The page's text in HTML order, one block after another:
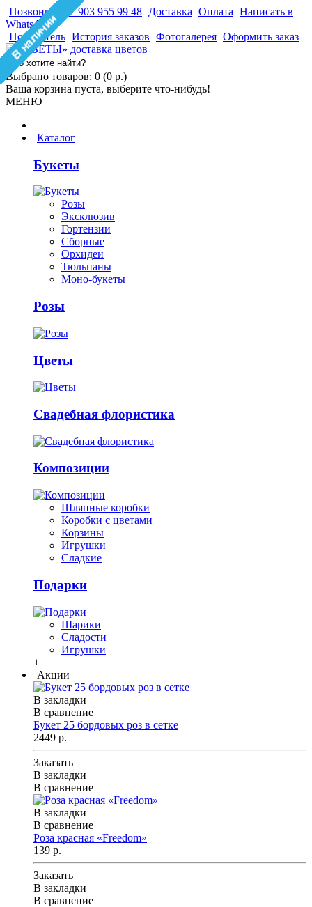
Позвонить +7 903 955 99 48 Доставка Оплата Написать в
WhatsApp
Покупатель История заказов Фотогалерея Оформить заказ
Выбрано товаров: 0 (0 р.)
Ваша корзина пуста, выберите что-нибудь!
МЕНЮ
+
Каталог
Букеты
Розы
Эксклюзив
Гортензии
Сборные
Орхидеи
Тюльпаны
Моно-букеты
Розы
Цветы
Свадебная флористика
Композиции
Шляпные коробки
Коробки с цветами
Корзины
Игрушки
Сладкие
Подарки
Шарики
Сладости
Игрушки
+
Акции
В закладки
В сравнение
Букет 25 бордовых роз в сетке
2449 р.
Заказать
В закладки
В сравнение
В закладки
В сравнение
Роза красная «Freedom»
139 р.
Заказать
В закладки
В сравнение